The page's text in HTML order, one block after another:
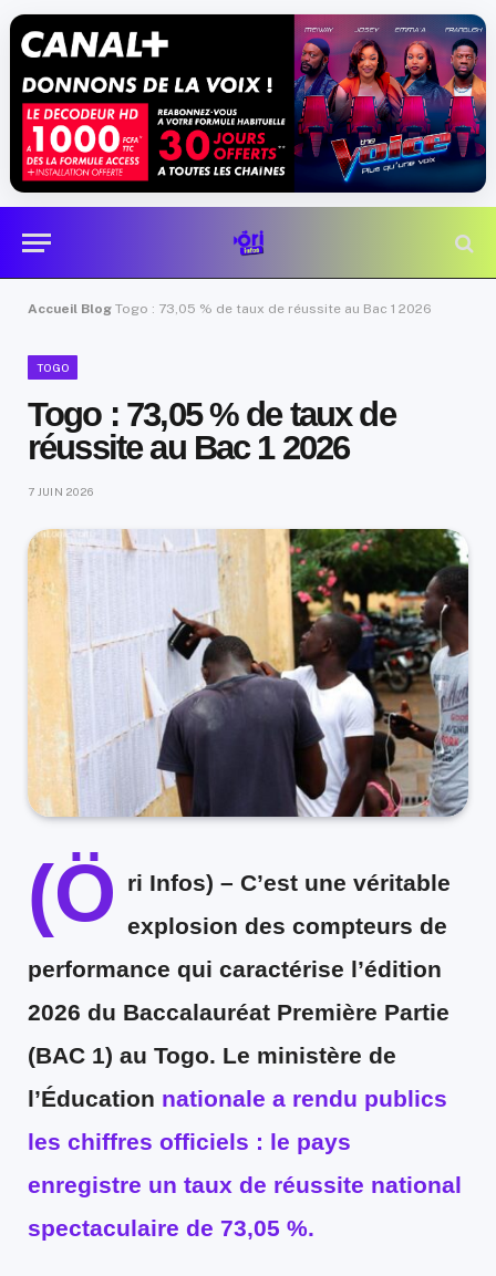
Accueil Blog Togo : 73,05 % de taux de réussite au Bac 1 2026
TOGO
Togo : 73,05 % de taux de
réussite au Bac 1 2026
7 JUIN 2026
(Ö ri Infos) – C’est une véritable
explosion des compteurs de
performance qui caractérise l’édition
2026 du Baccalauréat Première Partie
(BAC 1) au Togo. Le ministère de
l’Éducation nationale a rendu publics
les chiffres officiels : le pays
enregistre un taux de réussite national
spectaculaire de 73,05 %.